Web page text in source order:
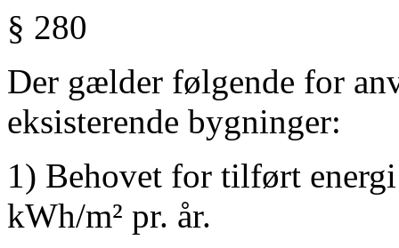
§ 280
Der gælder følgende for
eksisterende bygninger:
1) Behovet for tilført
kWh/m² pr. år.